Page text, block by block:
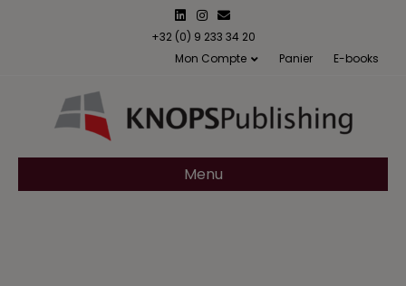
n
n
s
a
m
m
a
l
+32 (0) 9 233 34 20
Mon Compte
Panier E-books
Menu